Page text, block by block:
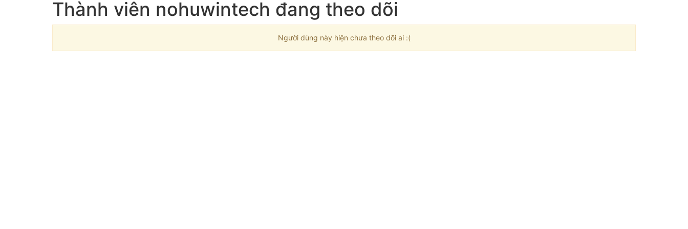
Thành viên nohuwintech đang theo dõi
Người dùng này hiện chưa theo dõi ai :(